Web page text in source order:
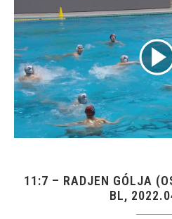
11:7 – RADJEN GÓLJA
BL,